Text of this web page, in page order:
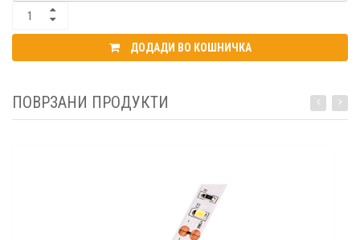
ДОДАДИ ВО КОШНИЧКА
ПОВРЗАНИ ПРОДУКТИ